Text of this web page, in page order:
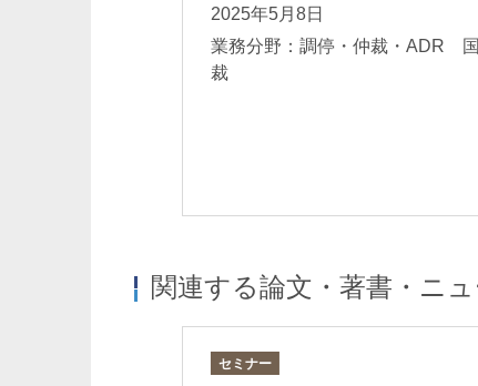
2025年5月8日
業務分野：調停・仲裁・ADR
裁
関連する論文・著書・ニ
セミナー